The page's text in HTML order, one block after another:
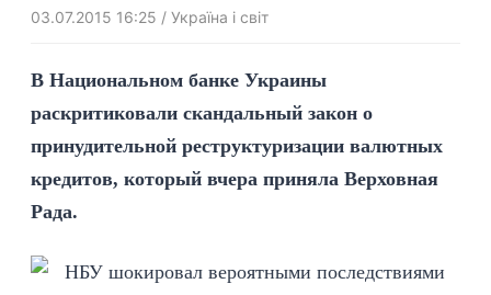
03.07.2015 16:25 / Україна і світ
В Национальном банке Украины
раскритиковали скандальный закон о
принудительной реструктуризации валютных
кредитов, который вчера приняла Верховная
Рада.